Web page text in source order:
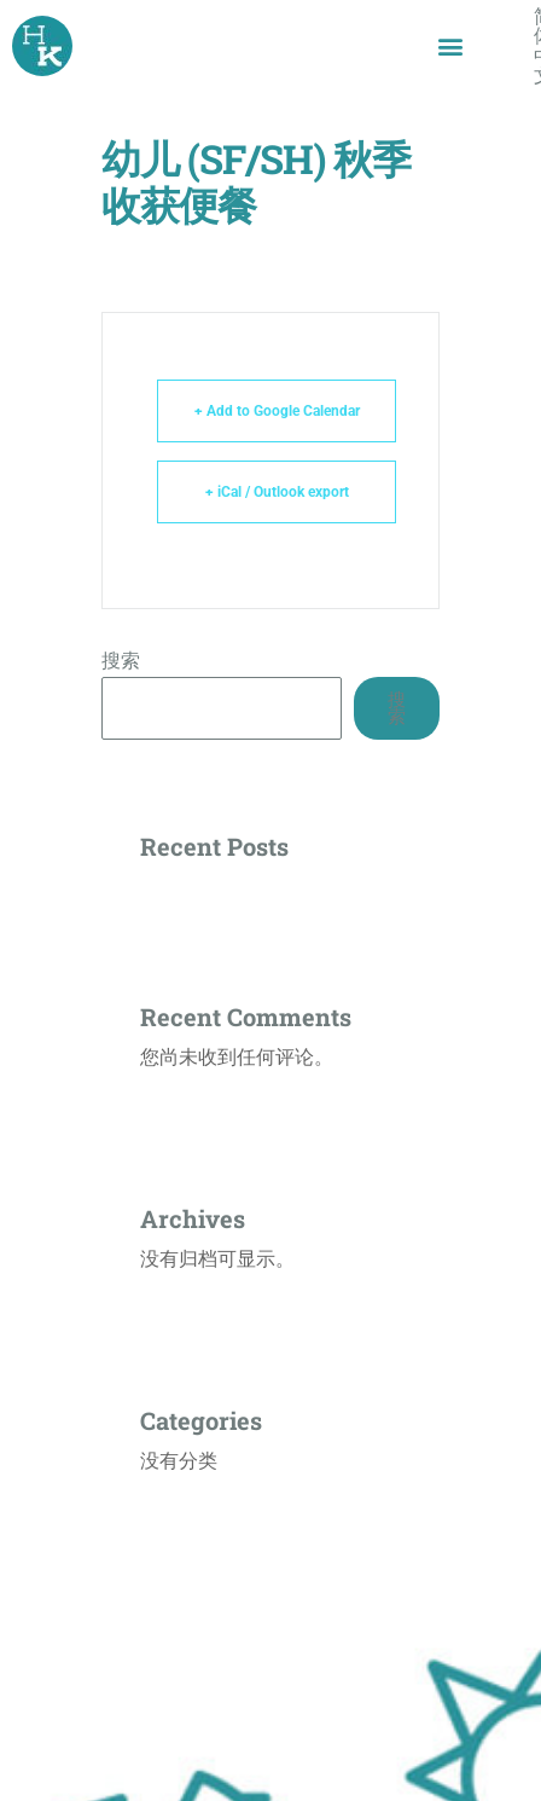
至
幼儿 (SF/SH) 秋季
收获便餐
+ Add to Google Calendar
+ iCal / Outlook export
搜索
搜
索
Recent Posts
Recent Comments
您尚未收到任何评论。
Archives
没有归档可显示。
Categories
没有分类